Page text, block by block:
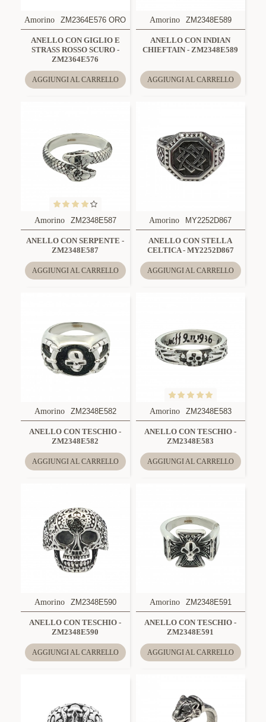
Amorino ZM2364E576 ORO
ANELLO CON GIGLIO E
STRASS ROSSO SCURO -
ZM2364E576
AGGIUNGI AL CARRELLO
Amorino ZM2348E589
ANELLO CON INDIAN
CHIEFTAIN - ZM2348E589
AGGIUNGI AL CARRELLO
Amorino ZM2348E587
ANELLO CON SERPENTE -
ZM2348E587
AGGIUNGI AL CARRELLO
Amorino MY2252D867
ANELLO CON STELLA
CELTICA - MY2252D867
AGGIUNGI AL CARRELLO
Amorino ZM2348E582
ANELLO CON TESCHIO -
ZM2348E582
AGGIUNGI AL CARRELLO
Amorino ZM2348E583
ANELLO CON TESCHIO -
ZM2348E583
AGGIUNGI AL CARRELLO
Amorino ZM2348E590
ANELLO CON TESCHIO -
ZM2348E590
AGGIUNGI AL CARRELLO
Amorino ZM2348E591
ANELLO CON TESCHIO -
ZM2348E591
AGGIUNGI AL CARRELLO